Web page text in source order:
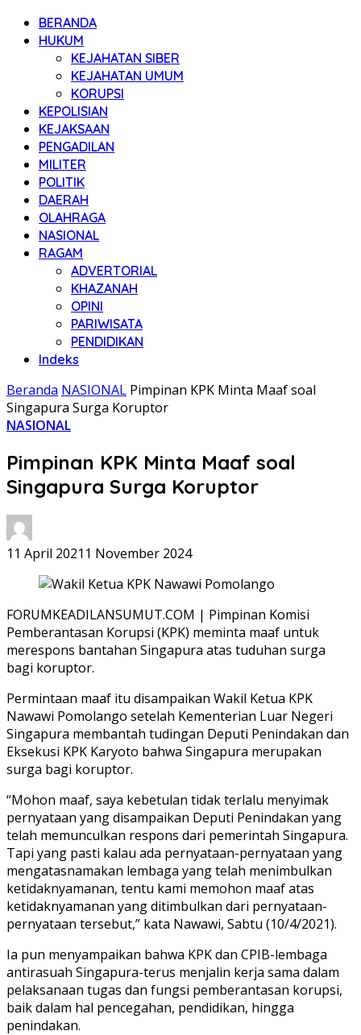
BERANDA
HUKUM
KEJAHATAN SIBER
KEJAHATAN UMUM
KORUPSI
KEPOLISIAN
KEJAKSAAN
PENGADILAN
MILITER
POLITIK
DAERAH
OLAHRAGA
NASIONAL
RAGAM
ADVERTORIAL
KHAZANAH
OPINI
PARIWISATA
PENDIDIKAN
Indeks
Beranda NASIONAL Pimpinan KPK Minta Maaf soal
Singapura Surga Koruptor
NASIONAL
Pimpinan KPK Minta Maaf soal
Singapura Surga Koruptor
11 April 2021 1 November 2024
FORUMKEADILANSUMUT.COM | Pimpinan Komisi
Pemberantasan Korupsi (KPK) meminta maaf untuk
merespons bantahan Singapura atas tuduhan surga
bagi koruptor.
Permintaan maaf itu disampaikan Wakil Ketua KPK
Nawawi Pomolango setelah Kementerian Luar Negeri
Singapura membantah tudingan Deputi Penindakan dan
Eksekusi KPK Karyoto bahwa Singapura merupakan
surga bagi koruptor.
“Mohon maaf, saya kebetulan tidak terlalu menyimak
pernyataan yang disampaikan Deputi Penindakan yang
telah memunculkan respons dari pemerintah Singapura.
Tapi yang pasti kalau ada pernyataan-pernyataan yang
mengatasnamakan lembaga yang telah menimbulkan
ketidaknyamanan, tentu kami memohon maaf atas
ketidaknyamanan yang ditimbulkan dari pernyataan-
pernyataan tersebut,” kata Nawawi, Sabtu (10/4/2021).
Ia pun menyampaikan bahwa KPK dan CPIB-lembaga
antirasuah Singapura-terus menjalin kerja sama dalam
pelaksanaan tugas dan fungsi pemberantasan korupsi,
baik dalam hal pencegahan, pendidikan, hingga
penindakan.